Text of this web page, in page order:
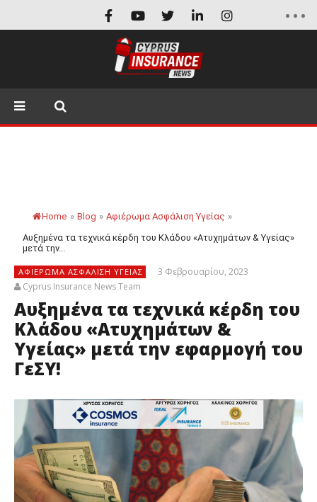
Home » Blog » Αφιέρωμα Ασφάλιση Υγείας »
Αυξημένα τα τεχνικά κέρδη του Κλάδου «Ατυχημάτων & Υγείας»
μετά την...
ΑΦΙΈΡΩΜΑ ΑΣΦΆΛΙΣΗ ΥΓΕΊΑΣ
3 Φεβρουαρίου, 2023
Cyprus Insurance News Team
Αυξημένα τα τεχνικά κέρδη του
Κλάδου «Ατυχημάτων &
Υγείας» μετά την εφαρμογή του
ΓεΣΥ!